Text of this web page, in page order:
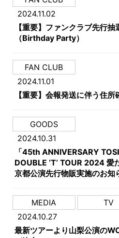
2024.11.02
【重要】ファンクラブ先行
（Birthday Party）
FAN CLUB
2024.11.01
【重要】会報発送に伴う住
GOODS
2024.10.31
「45th ANNIVERSARY
DOUBLE ‘T’ TOUR 2024 愛
京都公演先行物販実施のお知
MEDIA
TV
2024.10.27
最新ツアーより山梨公演の